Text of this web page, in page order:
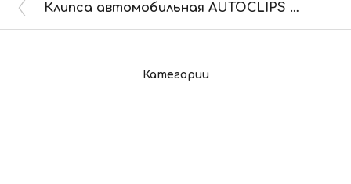
Клипса автомобильная AUTOCLIPS Acura, Honda, 10273
Категории